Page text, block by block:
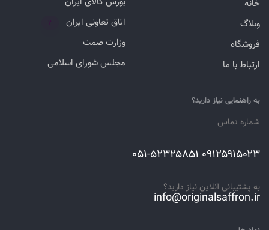
خانه
وبلاگ
فروشگاه
ارتباط با ما
اتاق تعاونی ایران
۳
وزارت صمت
مجلس شورای اسلامی
به راهنمایی نیاز دارید؟
شماره تماس
۰۹۱۲۵۹۱۵۰۲۳ ۰۵۱-۵۲۳۲۵۸۵۱
به پشتیبانی آنلاین نیاز دارید؟
info@originalsaffron.ir